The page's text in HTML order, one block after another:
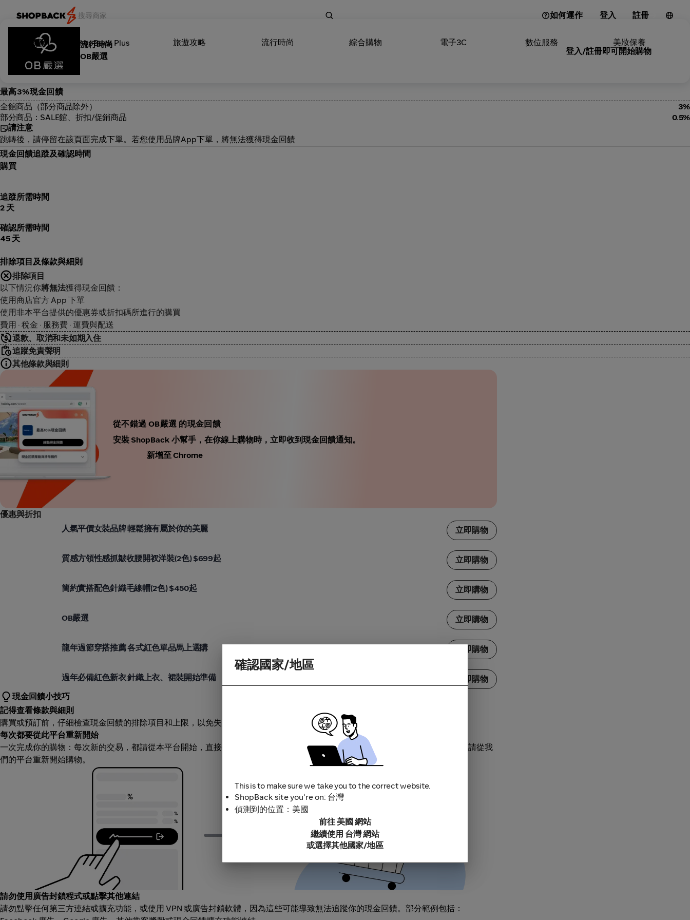
如何運作 登入 註冊
類別 ShopBack Plus 旅遊攻略 流行時尚 綜合購物 電子3C 數位服務 美妝保養
流行時尚
OB嚴選
登入/註冊即可開始購物
最高3%現金回饋
全館商品（部分商品除外）
3%
部分商品：SALE館、折扣/促銷商品
0.5%
請注意
跳轉後，請停留在該頁面完成下單。若您使用品牌App下單，將無法獲得現金回饋
現金回饋追蹤及確認時間
購買
追蹤所需時間
2 天
確認所需時間
45 天
排除項目及條款與細則
排除項目
以下情況你將無法獲得現金回饋：
使用商店官方 App 下單
使用非本平台提供的優惠券或折扣碼所進行的購買
費用 · 稅金 · 服務費 · 運費與配送
退款、取消和未如期入住
追蹤免責聲明
其他條款與細則
從不錯過 OB嚴選 的現金回饋
安裝 ShopBack 小幫手，在你線上購物時，立即收到現金回饋通知。
新增至 Chrome
優惠與折扣
人氣平價女裝品牌 輕鬆擁有屬於你的美麗 立即購物
質感方領性感抓皺收腰開衩洋裝(2色) $699起 立即購物
簡約實搭配色針織毛線帽(2色) $450起 立即購物
OB嚴選 立即購物
龍年過節穿搭推薦 各式紅色單品馬上選購 立即購物
過年必備紅色新衣 針織上衣、裙裝開始準備
立即購物
現金回饋小技巧
記得查看條款與細則
購買或預訂前，仔細檢查現金回饋的排除項目和上限，以免失望。不要忘記查看任何促銷和活動頁面的條款與細則。
每次都要從此平台重新開始
一次完成你的購物：每次新的交易，都請從本平台開始，直接造訪商家。如果你造訪商家時因為應用程式更新或下載畫面而中斷，請從我
們的平台重新開始購物。
請勿使用廣告封鎖程式或點擊其他連結
請勿點擊任何第三方連結或擴充功能，或使用 VPN 或廣告封鎖軟體，因為這些可能導致無法追蹤你的現金回饋。部分範例包括：
確認國家/地區
This is to make sure we take you to the correct website.
ShopBack site you're on: 台灣
偵測到的位置：美國
前往 美國 網站
繼續使用 台灣 網站
或選擇其他國家/地區